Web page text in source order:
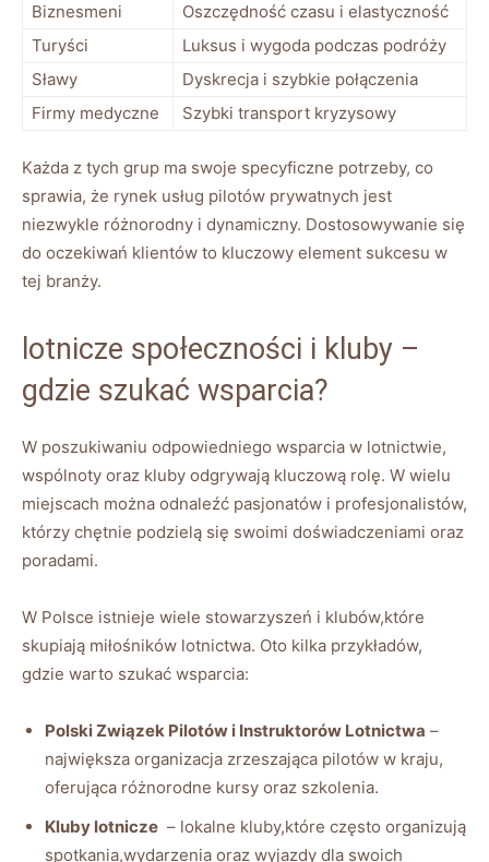
Biznesmeni
Oszczędność czasu i elastyczność
Turyści
Luksus⁣ i​ wygoda podczas podróży
Sławy
Dyskrecja‍ i szybkie połączenia
Firmy ⁢medyczne
Szybki transport ‌kryzysowy
Każda z tych grup ma swoje specyficzne potrzeby, co
sprawia, że ‌rynek usług pilotów‌ prywatnych jest ​
niezwykle różnorodny i dynamiczny. ⁢Dostosowywanie się
do oczekiwań klientów to ‌kluczowy element ⁢sukcesu w
tej‌ branży.
lotnicze społeczności i​ kluby –
‌gdzie ⁢szukać wsparcia?
W ​poszukiwaniu odpowiedniego wsparcia w lotnictwie,
wspólnoty ‌oraz kluby ⁤odgrywają kluczową​ rolę. W ‌wielu
miejscach ​można odnaleźć pasjonatów i profesjonalistów,
którzy chętnie podzielą ‍się swoimi doświadczeniami oraz
poradami.
W Polsce ‍istnieje wiele stowarzyszeń i klubów,które
skupiają miłośników lotnictwa. Oto kilka przykładów,
gdzie warto szukać⁤ wsparcia:
Polski​ Związek Pilotów i Instruktorów Lotnictwa ⁣–
największa organizacja zrzeszająca pilotów w kraju,
oferująca różnorodne⁢ kursy oraz ‌szkolenia.
Kluby ‌lotnicze ‍ – lokalne kluby,które często organizują
spotkania,wydarzenia ​oraz wyjazdy​ dla swoich